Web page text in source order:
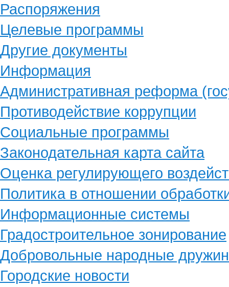
Распоряжения
Целевые программы
Другие документы
Информация
Административная реформа
Противодействие коррупции
Социальные программы
Законодательная карта сайта
Оценка регулирующего
Политика в отношении
Информационные системы
Градостроительное зонирование
Добровольные народные
Городские новости